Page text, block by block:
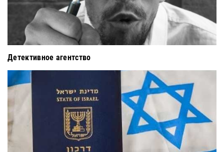
Детективное агентство